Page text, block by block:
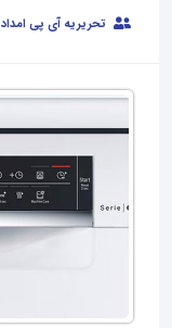
تحریریه آی پی امداد